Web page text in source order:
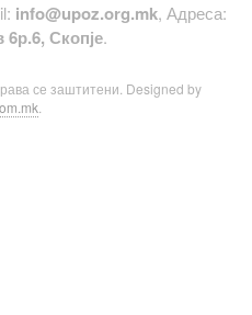
info@upoz.org.mk, Адреса:
Скопје.
се заштитени. Designed by